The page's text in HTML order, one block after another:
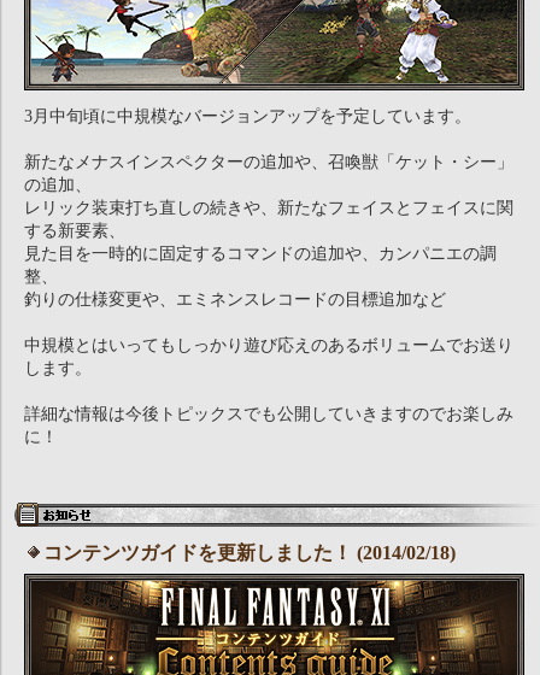
3月中旬頃に中規模なバージョンアップを予定しています。
新たなメナスインスペクターの追加や、召喚獣「ケット・シー」
の追加、
レリック装束打ち直しの続きや、新たなフェイスとフェイスに関
する新要素、
見た目を一時的に固定するコマンドの追加や、カンパニエの調
整、
釣りの仕様変更や、エミネンスレコードの目標追加など
中規模とはいってもしっかり遊び応えのあるボリュームでお送り
します。
詳細な情報は今後トピックスでも公開していきますのでお楽しみ
に！
コンテンツガイドを更新しました！ (2014/02/18)